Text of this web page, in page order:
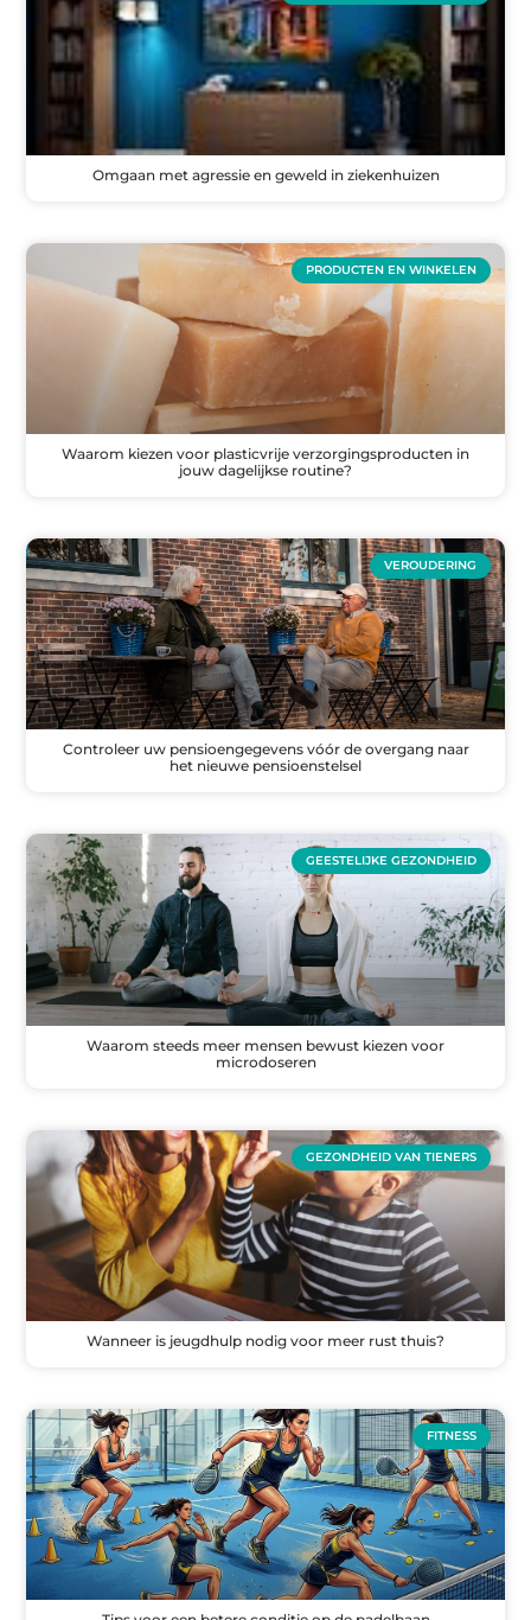
Omgaan met agressie en geweld in ziekenhuizen
PRODUCTEN EN WINKELEN
Waarom kiezen voor plasticvrije verzorgingsproducten in
jouw dagelijkse routine?
VEROUDERING
Controleer uw pensioengegevens vóór de overgang naar
het nieuwe pensioenstelsel
GEESTELIJKE GEZONDHEID
Waarom steeds meer mensen bewust kiezen voor
microdoseren
GEZONDHEID VAN TIENERS
Wanneer is jeugdhulp nodig voor meer rust thuis?
FITNESS